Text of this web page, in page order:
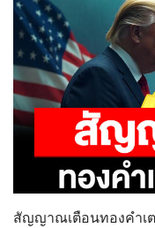
สัญญาณเตือนทองคำเต